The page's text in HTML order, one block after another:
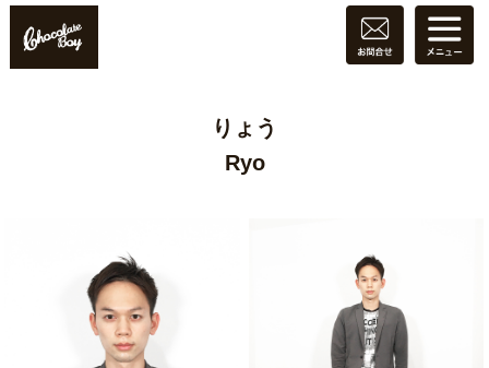
りょう
Ryo